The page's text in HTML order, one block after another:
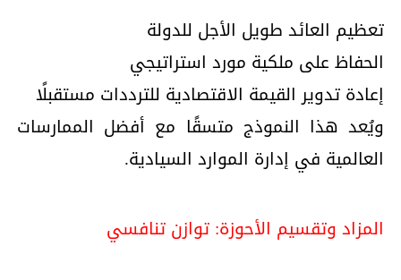
تعظيم العائد طويل الأجل للدولة
الحفاظ على ملكية مورد استراتيجي
إعادة تدوير القيمة الاقتصادية للترددات مستقبلًا
ويُعد هذا النموذج متسقًا مع أفضل الممارسات
العالمية في إدارة الموارد السيادية.
المزاد وتقسيم الأحوزة: توازن تنافسي